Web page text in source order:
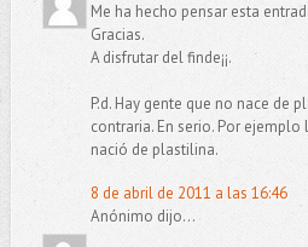
Me ha hecho pensar esta
Gracias.
A disfrutar del finde¡¡.
P.d. Hay gente que no nace de
contraria. En serio. Por
nació de plastilina.
8 de abril de 2011 a las 16:46
Anónimo dijo...